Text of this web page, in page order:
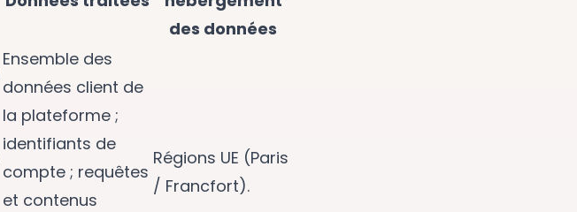
des données
Ensemble des
données client de
la plateforme ;
identifiants de
compte ; requêtes
et contenus
Régions UE (Paris
/ Francfort).